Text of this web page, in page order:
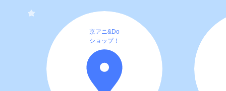
京アニ&Do
ショップ！